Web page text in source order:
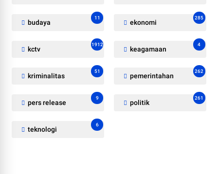
budaya
11
ekonomi
285
kctv
1912
keagamaan
4
kriminalitas
51
pemerintahan
262
pers release
9
politik
261
teknologi
6